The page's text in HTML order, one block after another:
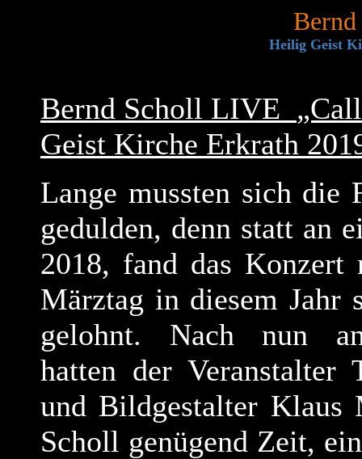
Heilig Geist
Bernd Scholl LIVE
Geist Kirche Erkrath
Lange mussten sich die
gedulden, denn statt an
2018, fand das Konzert
Märztag in diesem Jahr
gelohnt. Nach nun
hatten der Veranstalter
und Bildgestalter Klaus
Scholl genügend Zeit,